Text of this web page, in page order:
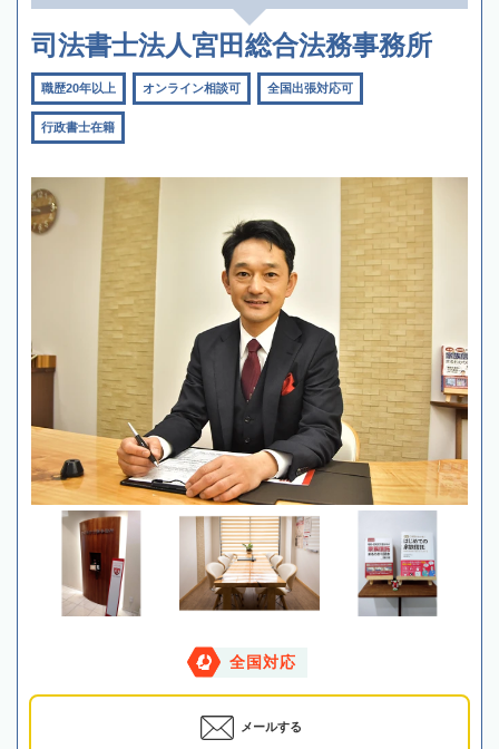
司法書士法人宮田総合法務事務所
職歴20年以上 オンライン相談可 全国出張対応可
行政書士在籍
全国対応
メールする